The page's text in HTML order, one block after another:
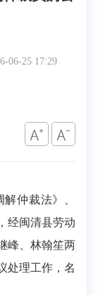
06-25 17:29
仲裁法》、
经闽清县劳动
峰、林翰笙两
处理工作，名